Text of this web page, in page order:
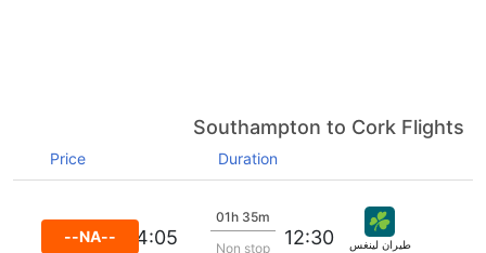
Southampton to Cork Flights
Duration
Price
طيران لينغس 12:30
01h 35m
Non stop
14:05
--NA--